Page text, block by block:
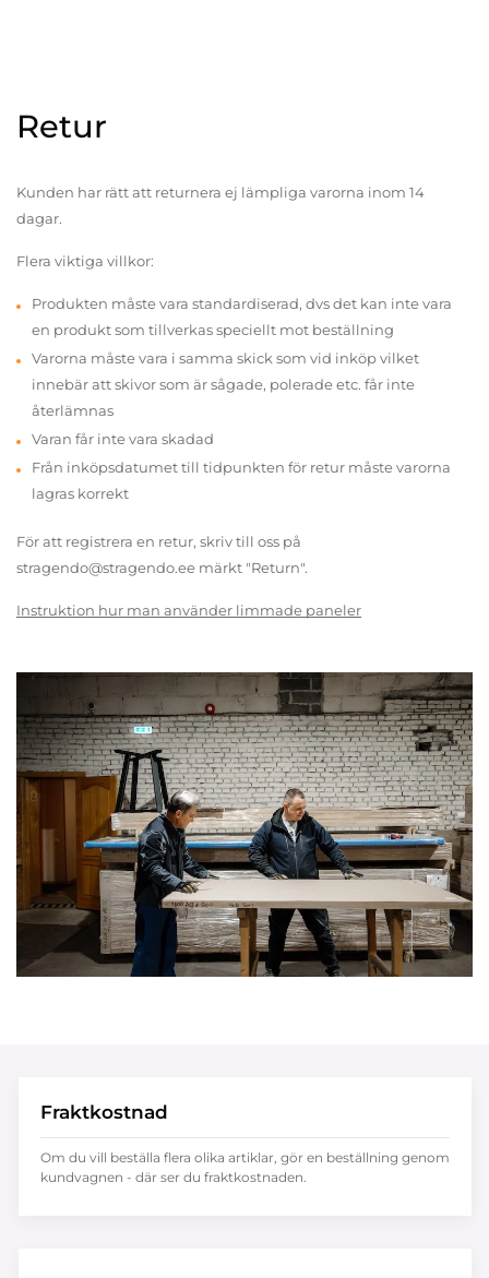
Retur
Kunden har rätt att returnera ej lämpliga varorna inom 14
dagar.
Flera viktiga villkor:
Produkten måste vara standardiserad, dvs det kan inte vara
en produkt som tillverkas speciellt mot beställning
Varorna måste vara i samma skick som vid inköp vilket
innebär att skivor som är sågade, polerade etc. får inte
återlämnas
Varan får inte vara skadad
Från inköpsdatumet till tidpunkten för retur måste varorna
lagras korrekt
För att registrera en retur, skriv till oss på
stragendo@stragendo.ee märkt "Return".
Instruktion hur man använder limmade paneler
Fraktkostnad
Om du vill beställa flera olika artiklar, gör en beställning genom
kundvagnen - där ser du fraktkostnaden.